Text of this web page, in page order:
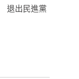
退出民進黨